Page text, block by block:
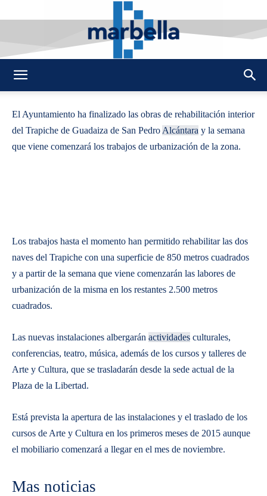
El Ayuntamiento ha finalizado las obras de rehabilitación interior
del Trapiche de Guadaiza de San Pedro Alcántara y la semana
que viene comenzará los trabajos de urbanización de la zona.
Los trabajos hasta el momento han permitido rehabilitar las dos
naves del Trapiche con una superficie de 850 metros cuadrados
y a partir de la semana que viene comenzarán las labores de
urbanización de la misma en los restantes 2.500 metros
cuadrados.
Las nuevas instalaciones albergarán actividades culturales,
conferencias, teatro, música, además de los cursos y talleres de
Arte y Cultura, que se trasladarán desde la sede actual de la
Plaza de la Libertad.
Está prevista la apertura de las instalaciones y el traslado de los
cursos de Arte y Cultura en los primeros meses de 2015 aunque
el mobiliario comenzará a llegar en el mes de noviembre.
Mas noticias